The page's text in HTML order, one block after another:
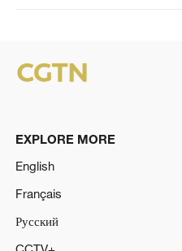
EXPLORE MORE
English
Français
Русский